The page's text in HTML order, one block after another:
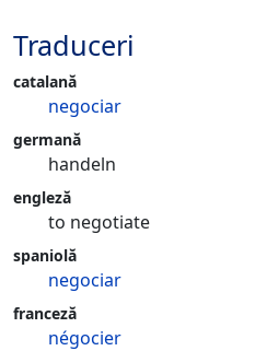
Traduceri
catalană
negociar
germană
handeln
engleză
to negotiate
spaniolă
negociar
franceză
négocier